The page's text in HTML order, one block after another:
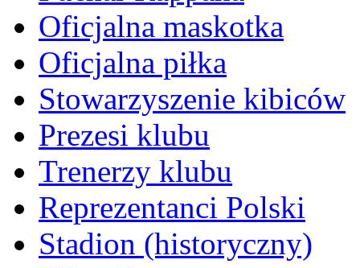
Oficjalna maskotka
Oficjalna piłka
Stowarzyszenie kibiców
Prezesi klubu
Trenerzy klubu
Reprezentanci Polski
Stadion (historyczny)